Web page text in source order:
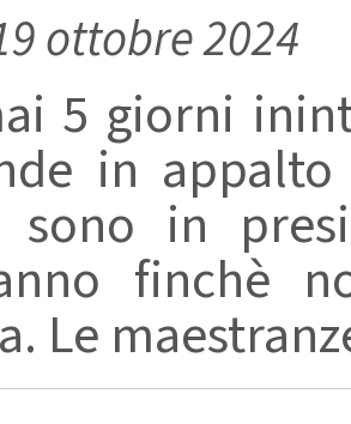
ottobre 2024
5 giorni
in
sono in
finchè
Le